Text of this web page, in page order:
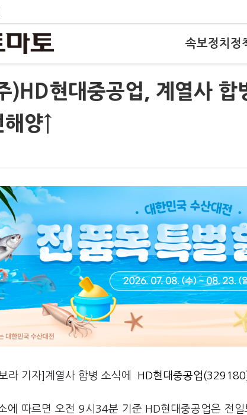
속보정치 정
)HD현대중공업, 계열사
양↑
라 기자]계열사 합병 소식에 HD현대중공업
에 따르면 오전 9시34분 기준 HD현대중공업은